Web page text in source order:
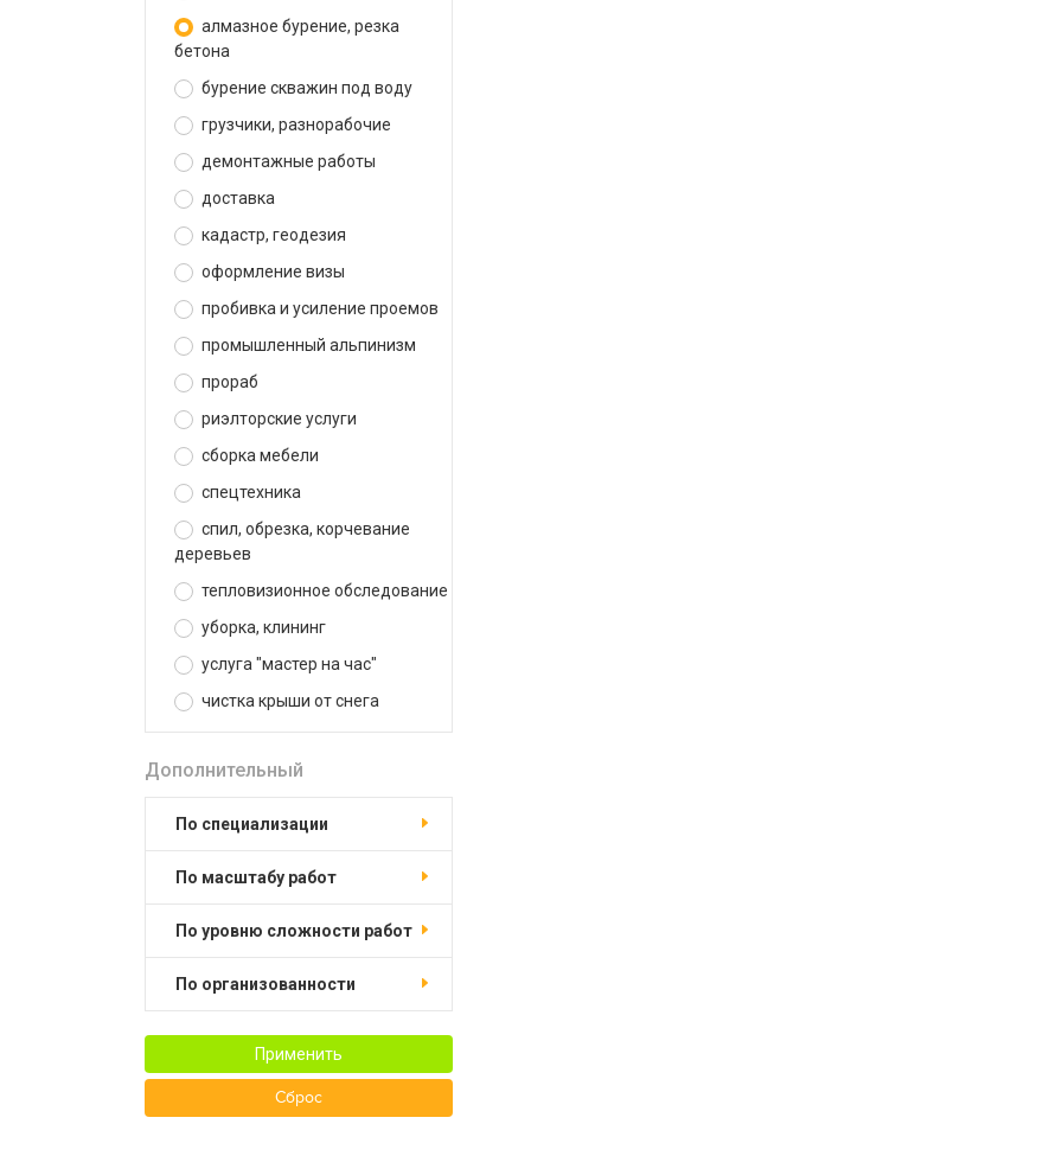
алмазное бурение, резка
бетона
бурение скважин под воду
грузчики, разнорабочие
демонтажные работы
доставка
кадастр, геодезия
оформление визы
пробивка и усиление проемов
промышленный альпинизм
прораб
риэлторские услуги
сборка мебели
спецтехника
спил, обрезка, корчевание
деревьев
тепловизионное обследование
уборка, клининг
услуга "мастер на час"
чистка крыши от снега
Дополнительный
по специализации
по масштабу работ
по уровню сложности работ
по организованности
Применить
Сброс